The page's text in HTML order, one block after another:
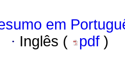
em
· Inglês ( pdf )